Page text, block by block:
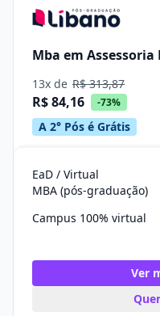
Mba em Assessoria
13x de R$ 313,87
R$ 84,16 -73%
A 2° Pós é Grátis
EaD / Virtual
MBA (pós-graduação)
Campus 100% virtual
Ver